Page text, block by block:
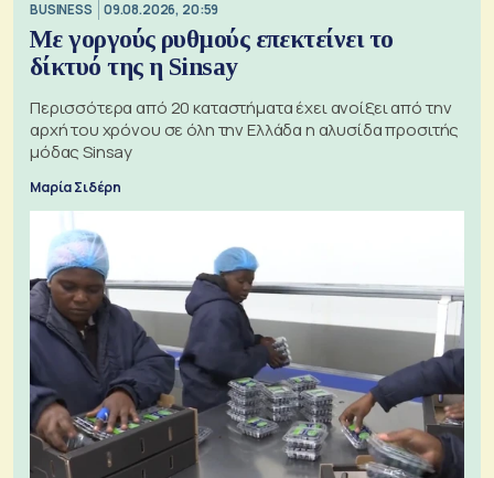
BUSINESS 09.08.2026, 20:59
Με γοργούς ρυθμούς επεκτείνει το
δίκτυό της η Sinsay
Περισσότερα από 20 καταστήματα έχει ανοίξει από την
αρχή του χρόνου σε όλη την Ελλάδα η αλυσίδα προσιτής
μόδας Sinsay
Μαρία Σιδέρη